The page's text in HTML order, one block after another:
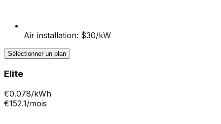
Air installation: $30/kW
Sélectionner un plan
Elite
€0.078/kWh
€152.1/mois